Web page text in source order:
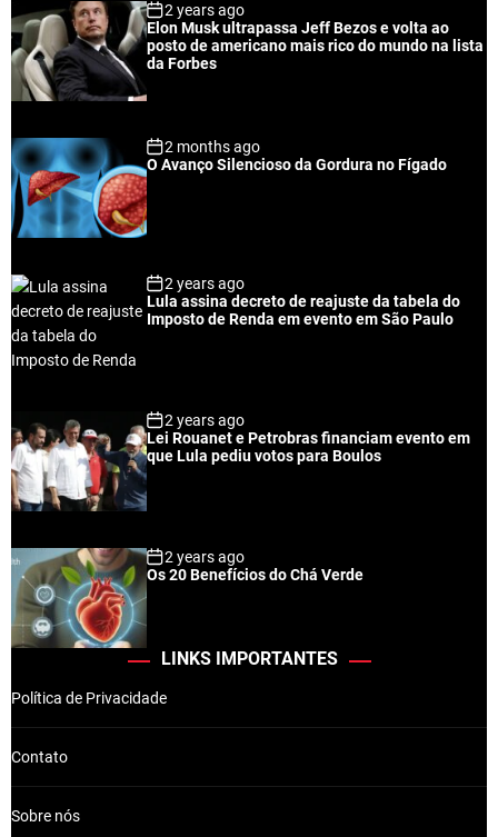
u
a
r
e
n
t
e
e
2 years ago
Elon Musk ultrapassa Jeff Bezos e volta ao
posto de americano mais rico do mundo na lista
da Forbes
2 months ago
O Avanço Silencioso da Gordura no Fígado
2 years ago
Lula assina decreto de reajuste da tabela do
Imposto de Renda em evento em São Paulo
2 years ago
Lei Rouanet e Petrobras financiam evento em
que Lula pediu votos para Boulos
2 years ago
Os 20 Benefícios do Chá Verde
LINKS IMPORTANTES
Política de Privacidade
Contato
Sobre nós